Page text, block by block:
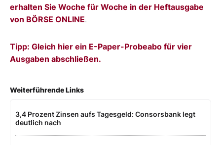
erhalten Sie Woche für Woche in der Heftausgabe
von BÖRSE ONLINE.
Tipp: Gleich hier ein E-Paper-Probeabo für vier
Ausgaben abschließen.
Weiterführende Links
3,4 Prozent Zinsen aufs Tagesgeld: Consorsbank legt
deutlich nach